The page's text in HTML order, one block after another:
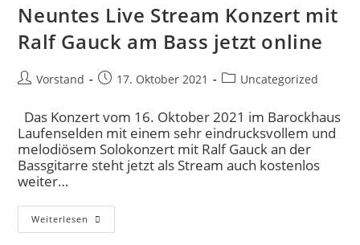
Neuntes Live Stream Konzert mit
Ralf Gauck am Bass jetzt online
Vorstand 17. Oktober 2021 Uncategorized
Das Konzert vom 16. Oktober 2021 im Barockhaus
Laufenselden mit einem sehr eindrucksvollem und
melodiösem Solokonzert mit Ralf Gauck an der
Bassgitarre steht jetzt als Stream auch kostenlos
weiter…
Weiterlesen